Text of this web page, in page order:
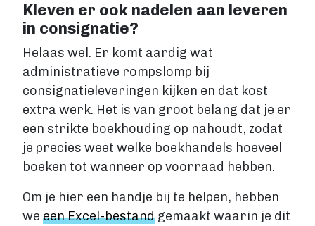
Kleven er ook nadelen aan leveren
in consignatie?
Helaas wel. Er komt aardig wat
administratieve rompslomp bij
consignatieleveringen kijken en dat kost
extra werk. Het is van groot belang dat je er
een strikte boekhouding op nahoudt, zodat
je precies weet welke boekhandels hoeveel
boeken tot wanneer op voorraad hebben.
Om je hier een handje bij te helpen, hebben
we een Excel-bestand gemaakt waarin je dit